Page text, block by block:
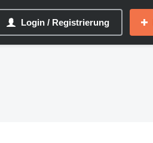
Login / Registrierung